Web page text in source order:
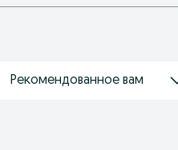
Рекомендованное вам